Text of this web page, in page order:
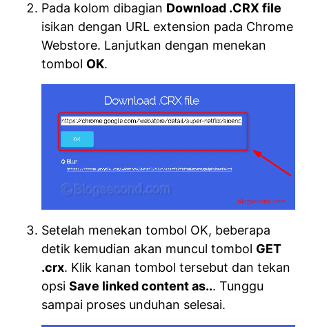
Pada kolom dibagian Download .CRX file
isikan dengan URL extension pada Chrome
Webstore. Lanjutkan dengan menekan
tombol OK.
Setelah menekan tombol OK, beberapa
detik kemudian akan muncul tombol GET
.crx. Klik kanan tombol tersebut dan tekan
opsi Save linked content as... Tunggu
sampai proses unduhan selesai.